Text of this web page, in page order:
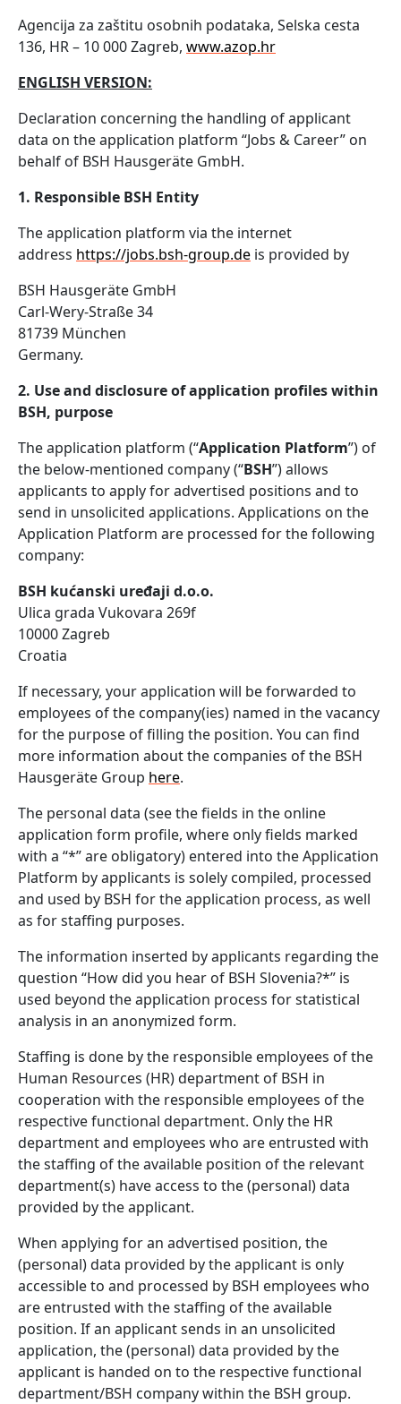
Agencija za zaštitu osobnih podataka, Selska cesta
136, HR – 10 000 Zagreb, www.azop.hr
ENGLISH VERSION:
Declaration concerning the handling of applicant
data on the application platform “Jobs & Career” on
behalf of BSH Hausgeräte GmbH.
1. Responsible BSH Entity
The application platform via the internet
address https://jobs.bsh-group.de is provided by
BSH Hausgeräte GmbH
Carl-Wery-Straße 34
81739 München
Germany.
2. Use and disclosure of application profiles within
BSH, purpose
The application platform (“Application Platform”) of
the below-mentioned company (“BSH”) allows
applicants to apply for advertised positions and to
send in unsolicited applications. Applications on the
Application Platform are processed for the following
company:
BSH kućanski uređaji d.o.o.
Ulica grada Vukovara 269f
10000 Zagreb
Croatia
If necessary, your application will be forwarded to
employees of the company(ies) named in the vacancy
for the purpose of filling the position. You can find
more information about the companies of the BSH
Hausgeräte Group here.
The personal data (see the fields in the online
application form profile, where only fields marked
with a “*” are obligatory) entered into the Application
Platform by applicants is solely compiled, processed
and used by BSH for the application process, as well
as for staffing purposes.
The information inserted by applicants regarding the
question “How did you hear of BSH Slovenia?*” is
used beyond the application process for statistical
analysis in an anonymized form.
Staffing is done by the responsible employees of the
Human Resources (HR) department of BSH in
cooperation with the responsible employees of the
respective functional department. Only the HR
department and employees who are entrusted with
the staffing of the available position of the relevant
department(s) have access to the (personal) data
provided by the applicant.
When applying for an advertised position, the
(personal) data provided by the applicant is only
accessible to and processed by BSH employees who
are entrusted with the staffing of the available
position. If an applicant sends in an unsolicited
application, the (personal) data provided by the
applicant is handed on to the respective functional
department/BSH company within the BSH group.